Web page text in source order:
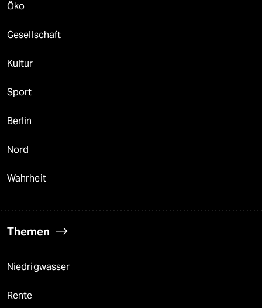
Öko
Gesellschaft
Kultur
Sport
Berlin
Nord
Wahrheit
Themen
Niedrigwasser
Rente